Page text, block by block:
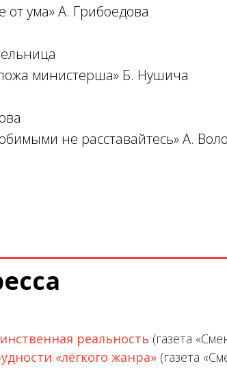
от ума» А. Грибоедова
министерша» Б. Нушича
не расставайтесь» А.
реальность (газета
«лёгкого жанра» (газета